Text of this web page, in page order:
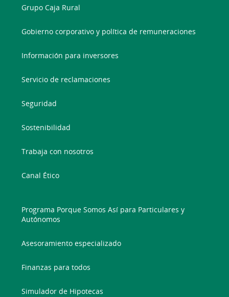
Grupo Caja Rural
Gobierno corporativo y política de remuneraciones
Información para inversores
Servicio de reclamaciones
Seguridad
Sostenibilidad
Trabaja con nosotros
Canal Ético
Programa Porque Somos Así para Particulares y
Autónomos
Asesoramiento especializado
Finanzas para todos
Simulador de Hipotecas